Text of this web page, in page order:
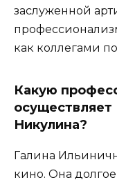
заслуженной
как коллегами
Какую
осуществляет
Никулина?
Галина
кино. Она